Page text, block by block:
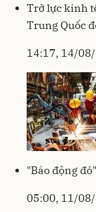
Trở lực kinh
Trung Quốc
14:17, 14/
"Báo động
05:00, 11/